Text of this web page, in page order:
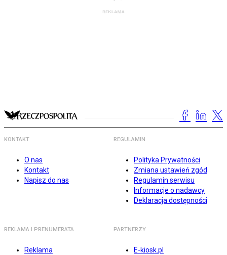
KONTAKT
O nas
Kontakt
Napisz do nas
REGULAMIN
Polityka Prywatności
Zmiana ustawień zgód
Regulamin serwisu
Informacje o nadawcy
Deklaracja dostępności
REKLAMA I PRENUMERATA
Reklama
PARTNERZY
E-kiosk.pl